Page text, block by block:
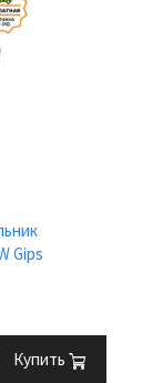
Gips
Купить